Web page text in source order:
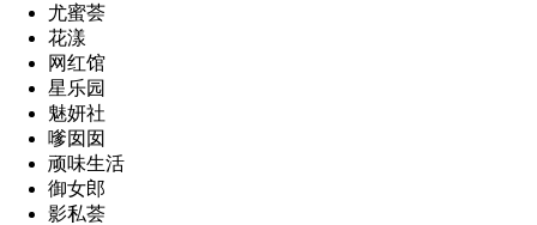
尤蜜荟
花漾
网红馆
星乐园
魅妍社
嗲囡囡
顽味生活
御女郎
影私荟